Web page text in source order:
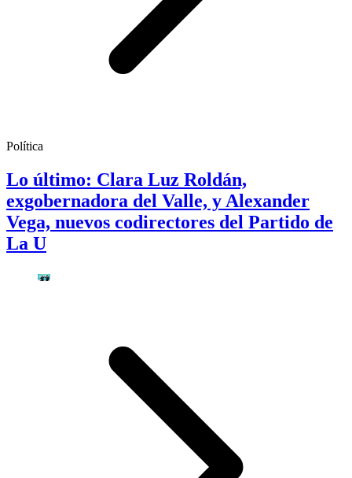
Política
Lo último: Clara Luz Roldán,
exgobernadora del Valle, y Alexander
Vega, nuevos codirectores del Partido de
La U